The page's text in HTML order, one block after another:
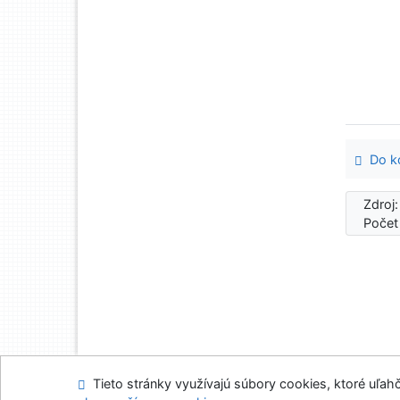
Do
Mapa stránok
Tieto stránky využívajú súbory cookies, ktoré